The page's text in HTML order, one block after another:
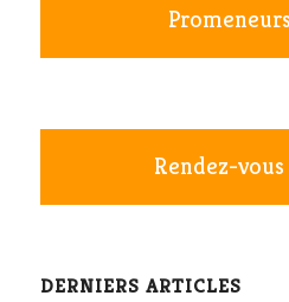
Rendez-
DERNIERS ARTICLES